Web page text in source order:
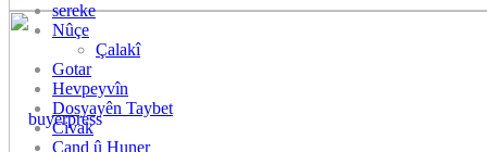
sereke
Nûçe
Çalakî
Gotar
Hevpeyvîn
Dosyayên Taybet
Civak
Çand û Huner